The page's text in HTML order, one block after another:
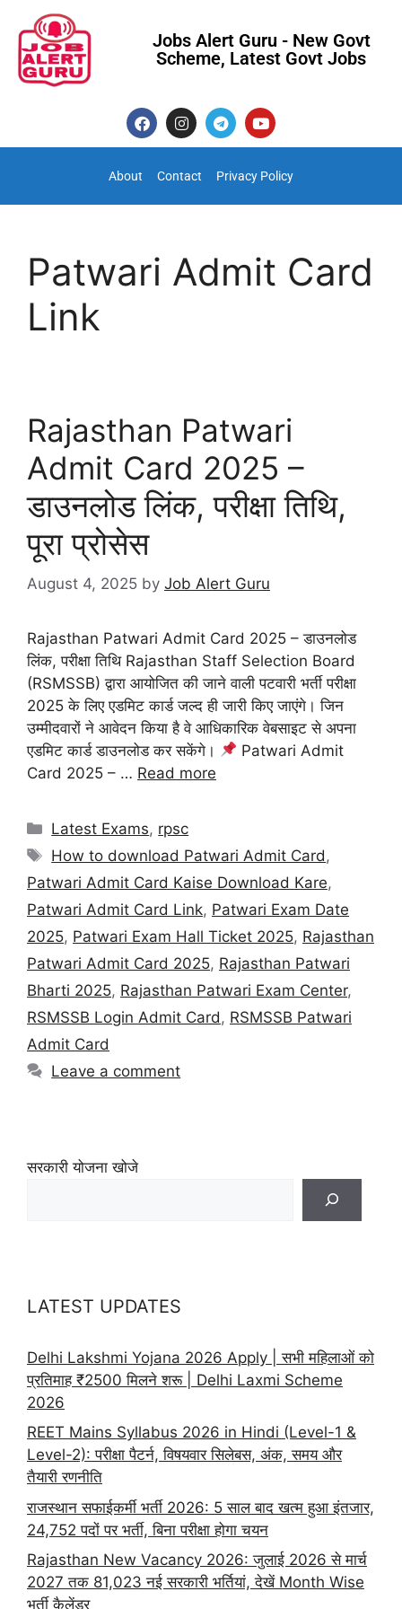
Jobs Alert Guru - New Govt
Scheme, Latest Govt Jobs
About Contact Privacy Policy
Patwari Admit Card
Link
Rajasthan Patwari
Admit Card 2025 –
डाउनलोड लिंक, परीक्षा तिथि,
पूरा प्रोसेस
August 4, 2025 by Job Alert Guru
Rajasthan Patwari Admit Card 2025 – डाउनलोड
लिंक, परीक्षा तिथि Rajasthan Staff Selection Board
(RSMSSB) द्वारा आयोजित की जाने वाली पटवारी भर्ती परीक्षा
2025 के लिए एडमिट कार्ड जल्द ही जारी किए जाएंगे। जिन
उम्मीदवारों ने आवेदन किया है वे आधिकारिक वेबसाइट से अपना
एडमिट कार्ड डाउनलोड कर सकेंगे।
Patwari Admit
Card 2025 – … Read more
Latest Exams, rpsc
How to download Patwari Admit Card ,
Patwari Admit Card Kaise Download Kare,
Patwari Admit Card Link, Patwari Exam Date
2025, Patwari Exam Hall Ticket 2025, Rajasthan
Patwari Admit Card 2025, Rajasthan Patwari
Bharti 2025, Rajasthan Patwari Exam Center,
RSMSSB Login Admit Card , RSMSSB Patwari
Admit Card
Leave a comment
सरकारी योजना खोजे
LATEST UPDATES
Delhi Lakshmi Yojana 2026 Apply | सभी महिलाओं को
प्रतिमाह ₹2500 मिलने शरू | Delhi Laxmi Scheme
2026
REET Mains Syllabus 2026 in Hindi (Level-1 &
Level-2): परीक्षा पैटर्न, विषयवार सिलेबस, अंक, समय और
तैयारी रणनीति
राजस्थान सफाईकर्मी भर्ती 2026: 5 साल बाद खत्म हुआ इंतजार,
24,752 पदों पर भर्ती, बिना परीक्षा होगा चयन
Rajasthan New Vacancy 2026: जुलाई 2026 से मार्च
2027 तक 81,023 नई सरकारी भर्तियां, देखें Month Wise
भर्ती कैलेंडर